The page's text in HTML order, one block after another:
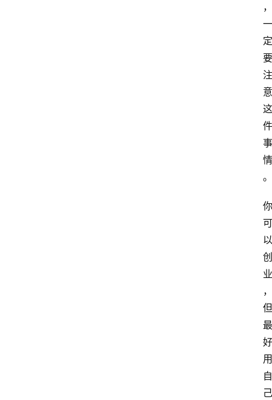
，
一
定
要
注
意
这
件
事
情
。
你
可
以
创
业
，
但
最
好
用
自
己